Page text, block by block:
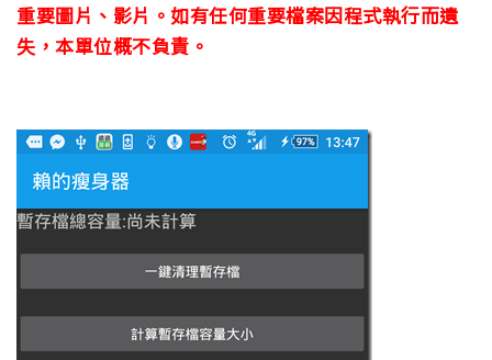
重要圖片、影片。如有任何重要檔案因程式執行而遺
失，本單位概不負責。